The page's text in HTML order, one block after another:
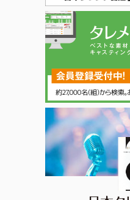
日本タレント名鑑